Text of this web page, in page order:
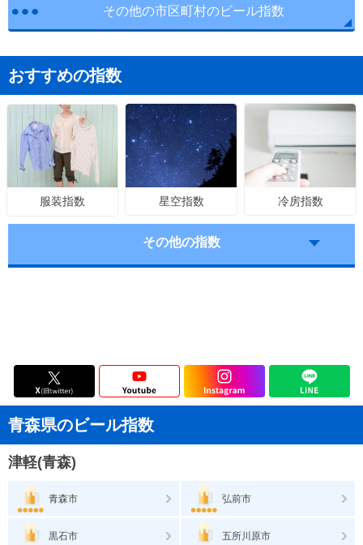
その他の市区町村のビール指数
おすすめの指数
服装指数 星空指数 冷房指数
その他の指数
青森県のビール指数
津軽(青森)
青森市 弘前市
黒石市 五所川原市